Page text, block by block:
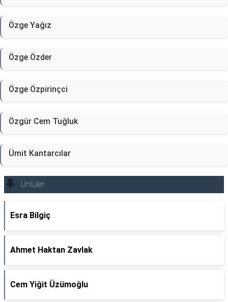
Özge Yağız
Özge Özder
Özge Özpirinçci
Özgür Cem Tuğluk
Ümit Kantarcılar
Ünlüler
Esra Bilgiç
Ahmet Haktan Zavlak
Cem Yiğit Üzümoğlu